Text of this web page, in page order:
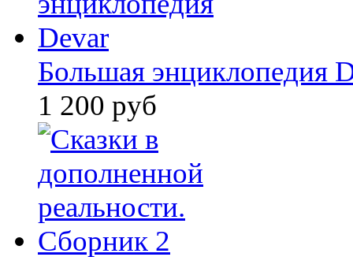
Большая энциклопедия
1 200 руб